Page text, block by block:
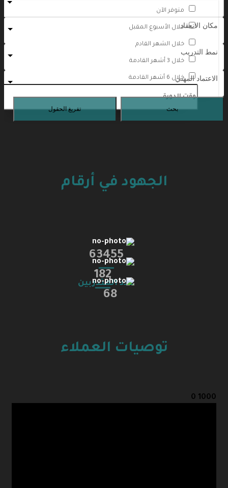
متوفر الآن
خلال الأسبوع المقبل
خلال الشهر القادم
خلال 3 أشهر القادمة
خلال 6 أشهر القادمة
بحث تفريغ الحقول
الجهود في أرقام
63455
عدد المتدربين
182
68
توصيات العملاء
1000 0